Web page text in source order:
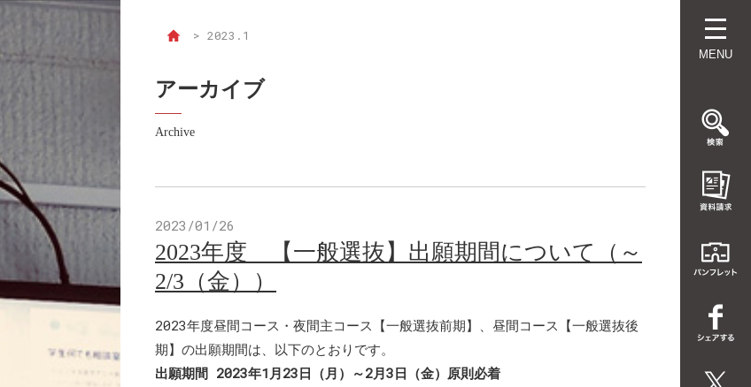
> 2023.1
アーカイブ
Archive
2023/01/26
2023年度 【一般選抜】出願期間について（～
2/3（金））
2023年度昼間コース・夜間主コース【一般選抜前期】、昼間コース【一般選抜後
期】の出願期間は、以下のとおりです。
出願期間 2023年1月23日（月）～2月3日（金）原則必着
MENU